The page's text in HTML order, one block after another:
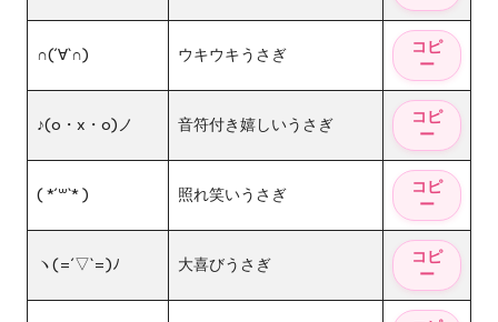
∩(´∀`∩) ウキウキうさぎ
♪(o・x・o)ノ 音符付き嬉しいうさぎ
( *´꒳`* ) 照れ笑いうさぎ
ヽ(=´▽`=)ﾉ 大喜びうさぎ